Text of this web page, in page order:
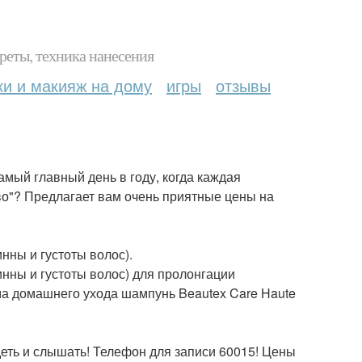
техника нанесения
и макияж на дому игры отзывы
главный день в году, когда каждая
Предлагает вам очень приятные цены на
и густоты волос).
и густоты волос) для пролонгации
домашнего ухода шампунь Beautex Care Haute
и слышать! Телефон для записи 60015! Цены